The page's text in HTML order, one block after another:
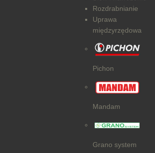
Rozdrabnianie
Uprawa
międzyrzędowa
Pichon
Mandam
Grano system